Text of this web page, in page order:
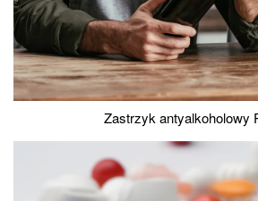
Zastrzyk antyalkoholowy